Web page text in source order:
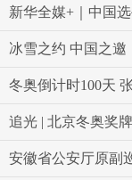
新华全媒+｜中国
冰雪之约 中国之邀
冬奥倒计时100天
追光 | 北京冬奥奖
安徽省公安厅原副